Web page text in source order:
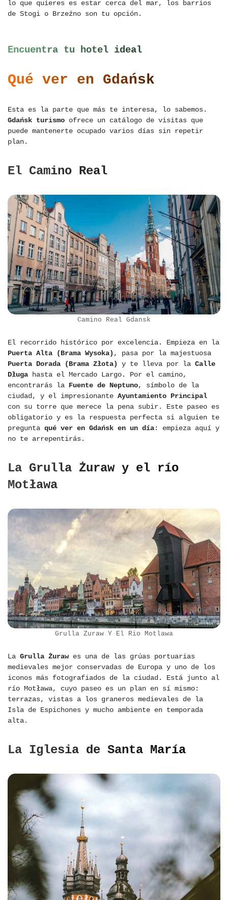
lo que quieres es estar cerca del mar, los barrios
de Stogi o Brzeźno son tu opción.
Encuentra tu hotel ideal
Qué ver en Gdańsk
Esta es la parte que más te interesa, lo sabemos.
Gdańsk turismo ofrece un catálogo de visitas que
puede mantenerte ocupado varios días sin repetir
plan.
El Camino Real
Camino Real Gdansk
El recorrido histórico por excelencia. Empieza en la
Puerta Alta (Brama Wysoka) , pasa por la majestuosa
Puerta Dorada (Brama Złota)
y te lleva por la Calle
Długa hasta el Mercado Largo. Por el camino,
encontrarás la Fuente de Neptuno, símbolo de la
ciudad, y el impresionante Ayuntamiento Principal
con su torre que merece la pena subir. Este paseo es
obligatorio y es la respuesta perfecta si alguien te
pregunta qué ver en Gdańsk en un día: empieza aquí y
no te arrepentirás.
La Grulla Żuraw y el río
Motława
Grulla Zuraw Y El Rio Motlawa
La Grulla Żurawes una de las grúas portuarias
medievales mejor conservadas de Europa y uno de los
iconos más fotografiados de la ciudad. Está junto al
río Motława, cuyo paseo es un plan en sí mismo:
terrazas, vistas a los graneros medievales de la
Isla de Espichones y mucho ambiente en temporada
alta.
La Iglesia de Santa María